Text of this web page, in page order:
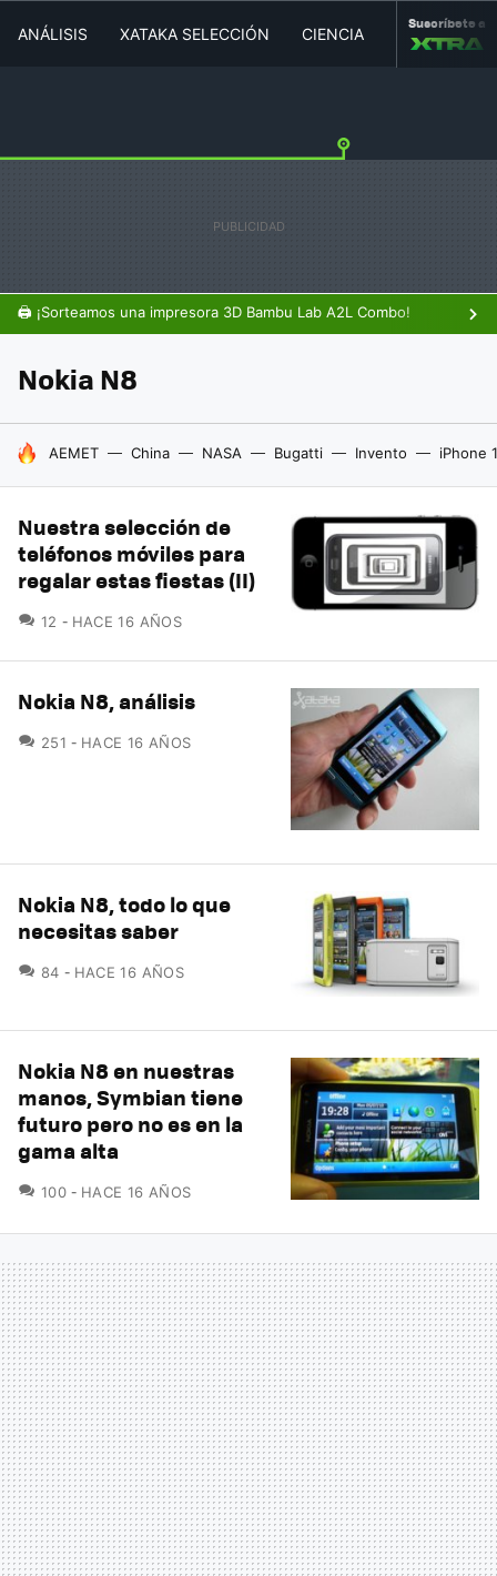
ANÁLISIS XATAKA SELECCIÓN CIENCIA MOVILIDAD
Suscríbete a
🖨️ ¡Sorteamos una impresora 3D Bambu Lab A2L Combo!
Nokia N8
HOY SE HABLA DE
AEMET China NASA Bugatti Invento iPhone
Nuestra selección de
teléfonos móviles para
regalar estas fiestas (II)
12 COMENTARIOS
HACE 16 AÑOS
Nokia N8, análisis
251 COMENTARIOS
HACE 16 AÑOS
Nokia N8, todo lo que
necesitas saber
84 COMENTARIOS
HACE 16 AÑOS
Nokia N8 en nuestras
manos, Symbian tiene
futuro pero no es en la
gama alta
100COMENTARIOS
HACE 16 AÑOS